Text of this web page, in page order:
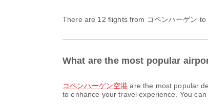
There are 12 flights from コペンハーゲン
What are the most popular
コペンハーゲン空港 are the most popular
to enhance your travel experience. You